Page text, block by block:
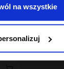
na wszystkie